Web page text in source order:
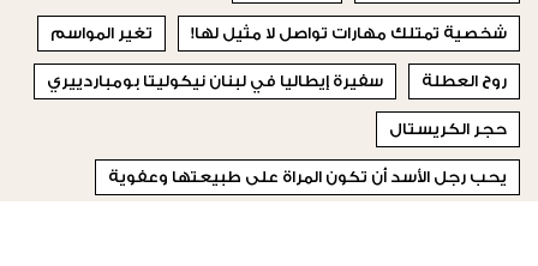
شخصية تمتلك مهارات تواصل لا مثيل لها! تغير المواسم
روح العطلة سفيرة إيطاليا في لبنان نيكوليتا بومباردييري
حجر الكريستال
يحب رجل الأسد أن تكون المراة على طبيعتها وعفوية